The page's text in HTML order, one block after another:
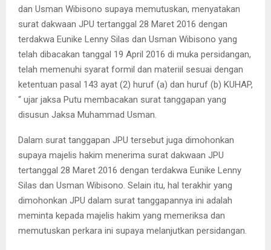
dan Usman Wibisono supaya memutuskan, menyatakan
surat dakwaan JPU tertanggal 28 Maret 2016 dengan
terdakwa Eunike Lenny Silas dan Usman Wibisono yang
telah dibacakan tanggal 19 April 2016 di muka persidangan,
telah memenuhi syarat formil dan materiil sesuai dengan
ketentuan pasal 143 ayat (2) huruf (a) dan huruf (b) KUHAP,
“ ujar jaksa Putu membacakan surat tanggapan yang
disusun Jaksa Muhammad Usman.
Dalam surat tanggapan JPU tersebut juga dimohonkan
supaya majelis hakim menerima surat dakwaan JPU
tertanggal 28 Maret 2016 dengan terdakwa Eunike Lenny
Silas dan Usman Wibisono. Selain itu, hal terakhir yang
dimohonkan JPU dalam surat tanggapannya ini adalah
meminta kepada majelis hakim yang memeriksa dan
memutuskan perkara ini supaya melanjutkan persidangan.